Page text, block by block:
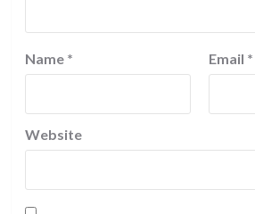
Name * Email *
Website